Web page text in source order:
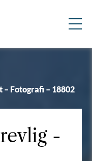
Fotografi – 18802
-